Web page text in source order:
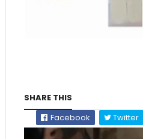
SHARE THIS
Facebook
Twitter